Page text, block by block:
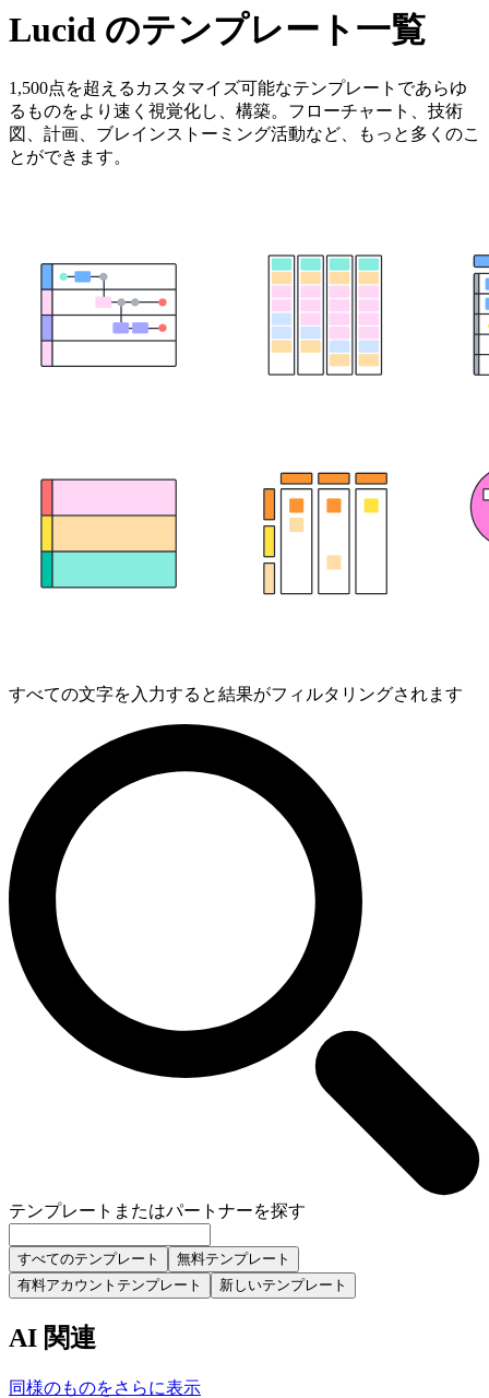
Lucid のテンプレート一覧
1,500点を超えるカスタマイズ可能なテンプレートであらゆ
るものをより速く視覚化し、構築。フローチャート、技術
図、計画、ブレインストーミング活動など、もっと多くのこ
とができます。
すべての文字を入力すると結果がフィルタリングされます
テンプレートまたはパートナーを探す
すべてのテンプレート
無料テンプレート
有料アカウントテンプレート
新しいテンプレート
AI 関連
同様のものをさらに表示